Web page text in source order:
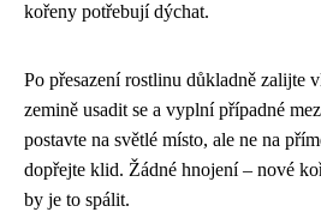
kořeny potřebují dýchat.
Po přesazení rostlinu důkladně zalijte
zemině usadit se a vyplní případné
postavte na světlé místo, ale ne na
dopřejte klid. Žádné hnojení – nové
by je to spálit.